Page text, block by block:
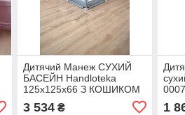
Дитячий Манеж СУХИЙ
БАСЕЙН Handloteka
125x125x66 З КОШИКОМ
3 534₴ 1